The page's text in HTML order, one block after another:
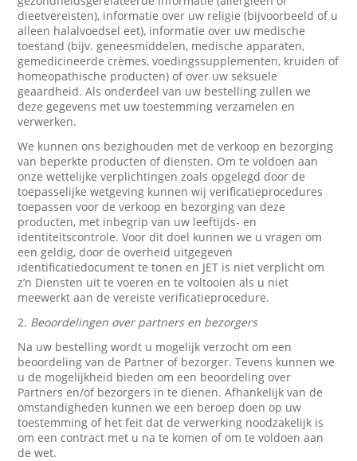
dieetvereisten), informatie over uw religie (bijvoorbeeld of u
alleen halalvoedsel eet), informatie over uw medische
toestand (bijv. geneesmiddelen, medische apparaten,
gemedicineerde crèmes, voedingssupplementen, kruiden of
homeopathische producten) of over uw seksuele
geaardheid. Als onderdeel van uw bestelling zullen we
deze gegevens met uw toestemming verzamelen en
verwerken.
We kunnen ons bezighouden met de verkoop en bezorging
van beperkte producten of diensten. Om te voldoen aan
onze wettelijke verplichtingen zoals opgelegd door de
toepasselijke wetgeving kunnen wij verificatieprocedures
toepassen voor de verkoop en bezorging van deze
producten, met inbegrip van uw leeftijds- en
identiteitscontrole. Voor dit doel kunnen we u vragen om
een geldig, door de overheid uitgegeven
identificatiedocument te tonen en JET is niet verplicht om
z’n Diensten uit te voeren en te voltooien als u niet
meewerkt aan de vereiste verificatieprocedure.
2. Beoordelingen over partners en bezorgers
Na uw bestelling wordt u mogelijk verzocht om een
beoordeling van de Partner of bezorger. Tevens kunnen we
u de mogelijkheid bieden om een beoordeling over
Partners en/of bezorgers in te dienen. Afhankelijk van de
omstandigheden kunnen we een beroep doen op uw
toestemming of het feit dat de verwerking noodzakelijk is
om een contract met u na te komen of om te voldoen aan
de wet.